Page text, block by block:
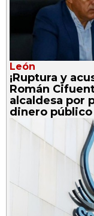
León
¡Ruptura y
Román
alcaldesa por
dinero público